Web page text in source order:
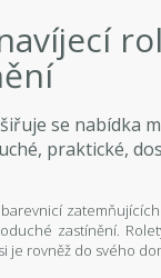
se nabídka
praktické,
zastínění.
je rovněž do svého